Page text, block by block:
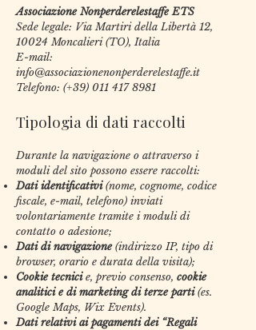
Associazione Nonperderelestaffe ETS
Sede legale: Via Martiri della Libertà 12,
10024 Moncalieri (TO), Italia
E-mail:
info@associazionenonperderelestaffe.it
Telefono: (+39) 011 417 8981
Tipologia di dati raccolti
Durante la navigazione o attraverso i
moduli del sito possono essere raccolti:
Dati identificativi(nome, cognome, codice
fiscale, e-mail, telefono) inviati
volontariamente tramite i moduli di
contatto o adesione;
Dati di navigazione(indirizzo IP, tipo di
browser, orario e durata della visita);
Cookie tecnicie, previo consenso, cookie
analitici e di marketing di terze parti(es.
Google Maps, Wix Events).
Dati relativi ai pagamenti dei “Regali